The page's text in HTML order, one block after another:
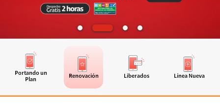
Portando un
Plan
Renovación Liberados Línea Nueva